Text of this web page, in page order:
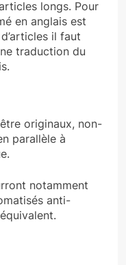
longs. Pour
en anglais est
il faut
traduction du
originaux, non-
parallèle à
notamment
anti-